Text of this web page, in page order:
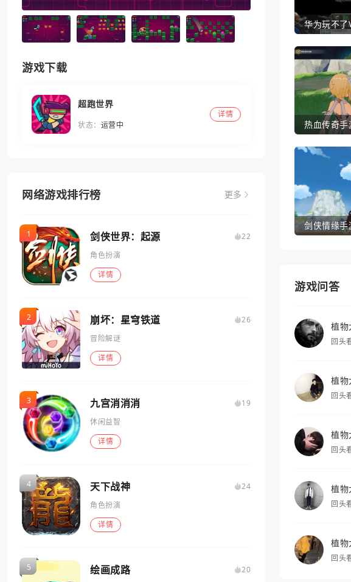
游戏下载
超跑世界
状态： 运营中
详情
网络游戏排行榜 更多
剑侠世界：起源
22
角色扮演
详情
崩坏：星穹铁道
26
冒险解谜
详情
九宫消消消
19
休闲益智
详情
天下战神
24
角色扮演
详情
绘画成路
20
游戏问答
植物
回头
植物
回头
植物
回头
植物
回头
植物
回头